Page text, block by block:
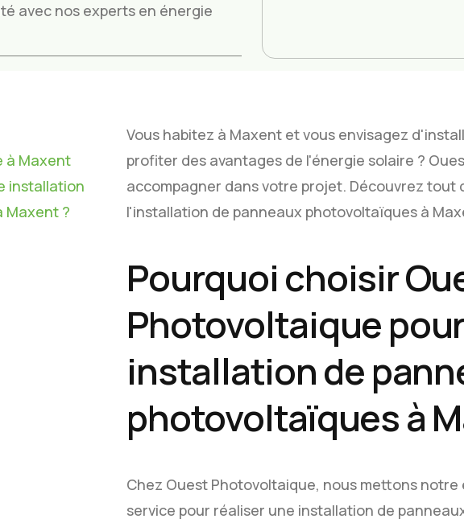
avec nos experts en énergie
à Maxent
installation
Maxent ?
Vous habitez à Maxent et vous envisagez
profiter des avantages de l'énergie solaire ?
accompagner dans votre projet. Découvrez tout
l'installation de panneaux photovoltaïques à
Pourquoi choisir
Photovoltaique
installation de
photovoltaïques à
Chez Ouest Photovoltaique, nous mettons
service pour réaliser une installation de